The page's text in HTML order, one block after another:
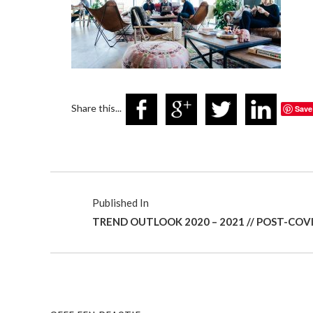
Share this... Save
Published In
TREND OUTLOOK 2020 – 2021 // POST-